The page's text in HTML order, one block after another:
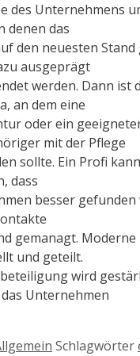
des Unternehmens
denen das
den neuesten
ausgeprägt
werden. Dann ist
an dem eine
oder ein
mit der Pflege
sollte. Ein Profi
dass
besser
gemanagt. Moderne
und geteilt.
wird
Unternehmen
Schlagwörter